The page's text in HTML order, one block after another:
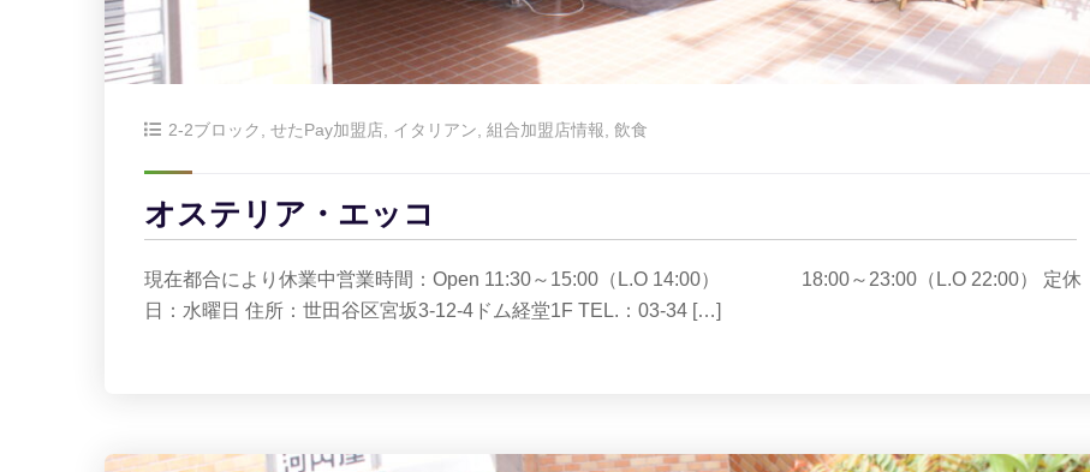
2-2ブロック せたPay加盟店 イタリアン 組合加盟店情報 飲食
オステリア・エッコ
現在都合により休業中営業時間：Open 11:30～15:00（L.O 14:00） 18:00～23:00（L.O 22:00） 定休
日：水曜日 住所：世田谷区宮坂3-12-4ドム経堂1F TEL.：03-34 […]